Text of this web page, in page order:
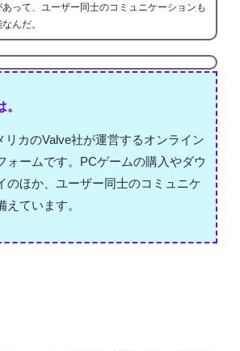
あって、ユーザー同士のコミュニケーションも
んだ。
リカのValve社が運営するオンライン
ォームです。PCゲームの購入やダウ
のほか、ユーザー同士のコミュニケ
えています。